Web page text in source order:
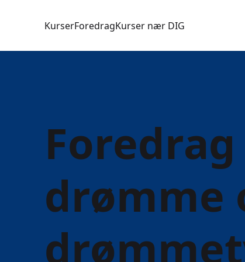
KurserForedragKurser nær DIG
drømme